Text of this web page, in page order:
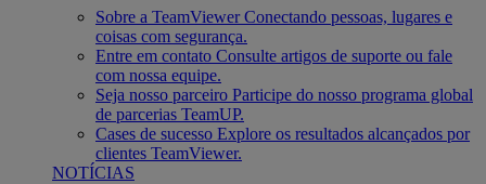
Sobre a TeamViewer Conectando pessoas, lugares e
coisas com segurança.
Entre em contato Consulte artigos de suporte ou fale
com nossa equipe.
Seja nosso parceiro Participe do nosso programa global
de parcerias TeamUP.
Cases de sucesso Explore os resultados alcançados por
clientes TeamViewer.
NOTÍCIAS